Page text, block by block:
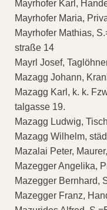
Mayrhofer Karl,
Mayrhofer Maria,
Mayrhofer Mathias,
straße 14
Mayrl Josef,
Mazagg Johann,
Mazagg Karl, k. k.
talgasse 19.
Mazagg Ludwig,
Mazagg Wilhelm,
Mazalai Peter,
Mazegger Angelika,
Mazegger Bernhard,
Mazegger Franz,